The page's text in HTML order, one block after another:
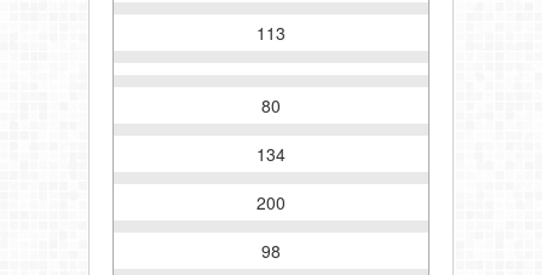
113
80
134
200
98